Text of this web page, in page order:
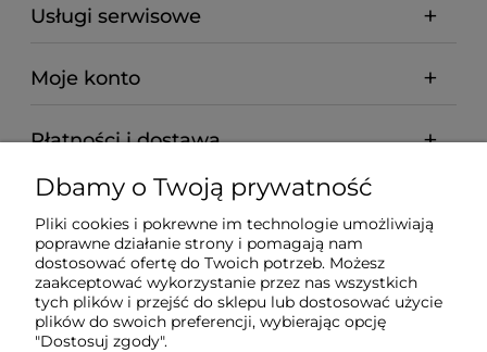
Usługi serwisowe
Moje konto
Płatności i dostawa
Informacje
O nas
Wyposażenie Gastronomii - Projekty Technologiczne -
Dbamy o Twoją prywatność
Pliki cookies i pokrewne im technologie umożliwiają
poprawne działanie strony i pomagają nam
dostosować ofertę do Twoich potrzeb. Możesz
zaakceptować wykorzystanie przez nas wszystkich
tych plików i przejść do sklepu lub dostosować użycie
plików do swoich preferencji, wybierając opcję
"Dostosuj zgody".